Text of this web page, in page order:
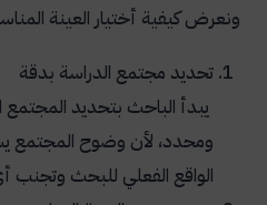
ونعرض كيفية أختيار العينة
تحديد مجتمع الدراسة بدقة
يبدأ الباحث بتحديد
ومحدد، لأن وضوح المجتمع
الواقع الفعلي للبحث وتجنب